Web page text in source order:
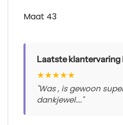
Maat 43
Laatste klantervaring
★★★★★
"Was , is gewoon
dankjewel...."